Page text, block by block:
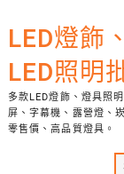
to
content
LED燈飾
LED照明
多款LED燈飾、燈具照
屏、字幕機、露營燈、
零售價、高品質燈具。